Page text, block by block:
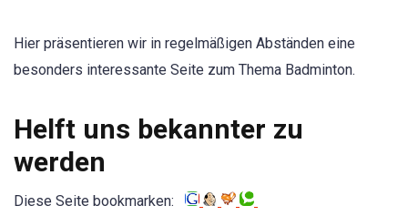
Hier präsentieren wir in regelmäßigen Abständen eine
besonders interessante Seite zum Thema Badminton.
Helft uns bekannter zu
werden
Diese Seite bookmarken: